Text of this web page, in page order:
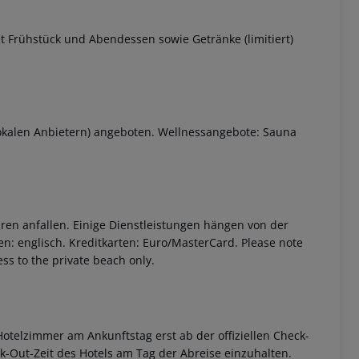
Frühstück und Abendessen sowie Getränke (limitiert)
Anbietern) angeboten. Wellnessangebote: Sauna
anfallen. Einige Dienstleistungen hängen von der
englisch. Kreditkarten: Euro/MasterCard. Please note
to the private beach only.
am Ankunftstag erst ab der offiziellen Check-
Out-Zeit des Hotels am Tag der Abreise einzuhalten.